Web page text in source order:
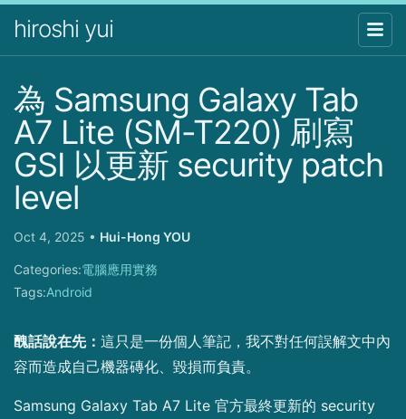
hiroshi yui
為 Samsung Galaxy Tab
A7 Lite (SM-T220) 刷寫
GSI 以更新 security patch
level
Oct 4, 2025 • Hui-Hong YOU
Categories:電腦應用實務
Tags:Android
醜話說在先： 這只是一份個人筆記，我不對任何誤解文中內
容而造成自己機器磚化、毀損而負責。
Samsung Galaxy Tab A7 Lite 官方最終更新的 security